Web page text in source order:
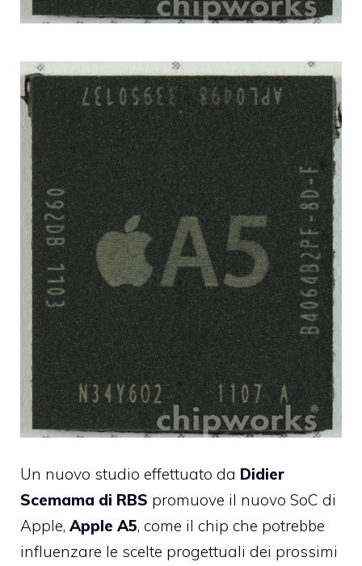
Un nuovo studio effettuato da Didier
Scemama di RBS promuove il nuovo SoC di
Apple, Apple A5, come il chip che potrebbe
influenzare le scelte progettuali dei prossimi